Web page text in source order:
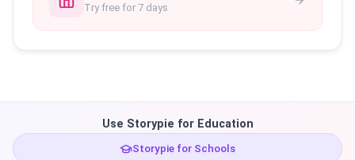
Try free for 7 days
Use Storypie for Education
Storypie for Schools